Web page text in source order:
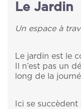
Le Jardin
Un espace à
Le jardin est le
Il n’est pas un
long de la
Ici se